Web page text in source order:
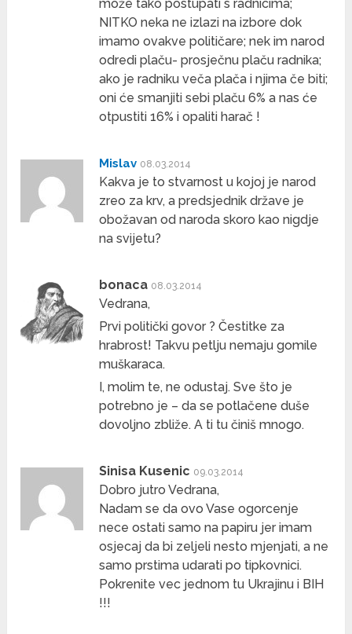
može tako postupati s radnicima;
NITKO neka ne izlazi na izbore dok
imamo ovakve političare; nek im narod
odredi plaču- prosječnu plaču radnika;
ako je radniku veča plača i njima če biti;
oni će smanjiti sebi plaču 6% a nas će
otpustiti 16% i opaliti harač !
Mislav 08.03.2014
Kakva je to stvarnost u kojoj je narod
zreo za krv, a predsjednik države je
obožavan od naroda skoro kao nigdje
na svijetu?
bonaca 08.03.2014
Vedrana,
Prvi politički govor ? Čestitke za
hrabrost! Takvu petlju nemaju gomile
muškaraca.
I, molim te, ne odustaj. Sve što je
potrebno je – da se potlačene duše
dovoljno zbliže. A ti tu činiš mnogo.
Sinisa Kusenic 09.03.2014
Dobro jutro Vedrana,
Nadam se da ovo Vase ogorcenje
nece ostati samo na papiru jer imam
osjecaj da bi zeljeli nesto mjenjati, a ne
samo prstima udarati po tipkovnici.
Pokrenite vec jednom tu Ukrajinu i BIH
!!!